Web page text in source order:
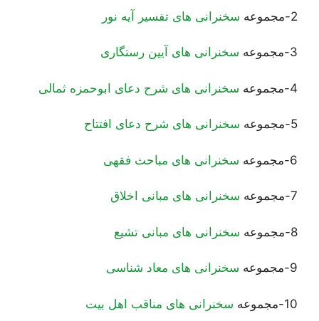
2-مجموعه سخنرانی های تفسیر آیه نور
3-مجموعه سخنرانی های آیین رستگاری
4-مجموعه سخنرانی های شرح دعای ابوحمزه ثمالی
5-مجموعه سخنرانی های شرح دعای افتتاح
6-مجموعه سخنرانی های مباحث فقهی
7-مجموعه سخنرانی های مبانی اخلاق
8-مجموعه سخنرانی های مبانی تشیع
9-مجموعه سخنرانی های معاد شناسی
10-مجموعه سخنرانی های مناقب اهل بیت